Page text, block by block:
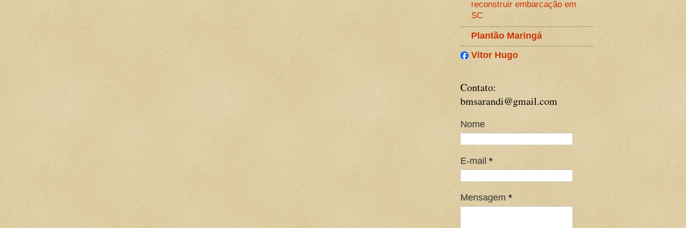
reconstruir embarcação em
SC
Plantão Maringá
Vitor Hugo
Contato:
bmsarandi@gmail.com
Nome
E-mail *
Mensagem *